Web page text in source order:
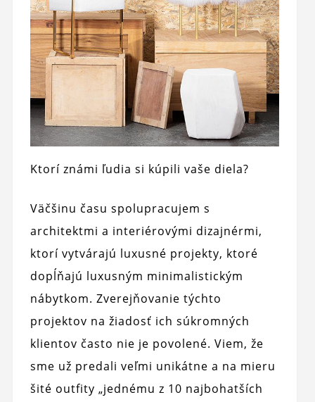
Ktorí známi ľudia si kúpili vaše diela?
Väčšinu času spolupracujem s
architektmi a interiérovými dizajnérmi,
ktorí vytvárajú luxusné projekty, ktoré
dopĺňajú luxusným minimalistickým
nábytkom. Zverejňovanie týchto
projektov na žiadosť ich súkromných
klientov často nie je povolené. Viem, že
sme už predali veľmi unikátne a na mieru
šité outfity „jednému z 10 najbohatších